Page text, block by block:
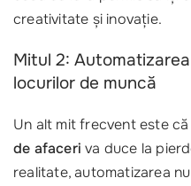
creativitate și inovație.
Mitul 2:
locurilor de muncă
Un alt mit frecvent este că
de afaceri va duce la
realitate, automatizarea